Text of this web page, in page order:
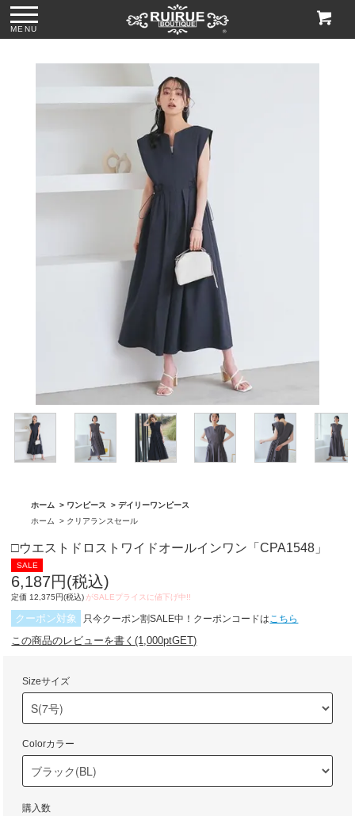
MENU
●グリッターチャン
キーローヒールパ
ンプス「SH1768」
●ビジューハンドル
スパンコール刺繍
レースハンドバッ
グ「BA1762」
ホーム > ワンピース >デイリーワンピース
ホーム
> クリアランスセール
□ウエストドロストワイドオールインワン「CPA1548」
6,187円(税込)
定価 12,375円(税込)
クーポン対象 只今クーポン割SALE中！クーポンコードはこちら
この商品のレビューを書く(1,000ptGET)
Sizeサイズ
Colorカラー
購入数